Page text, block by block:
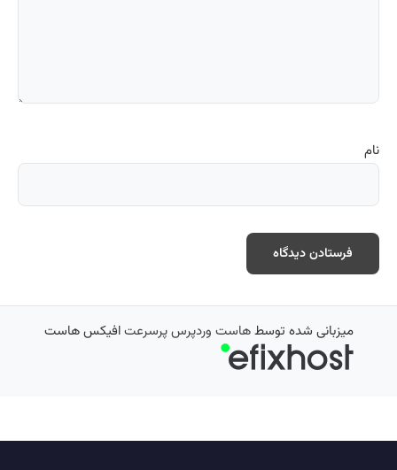
نام
میزبانی شده توسطهاست وردپرس پرسرعتافیکس هاست